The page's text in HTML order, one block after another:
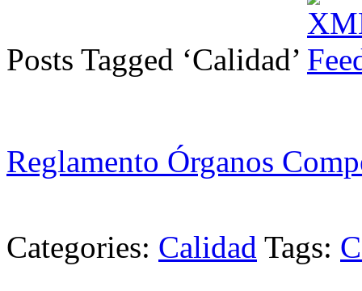
Posts Tagged ‘Calidad’
Reglamento Órganos
Categories: Calidad Tags: